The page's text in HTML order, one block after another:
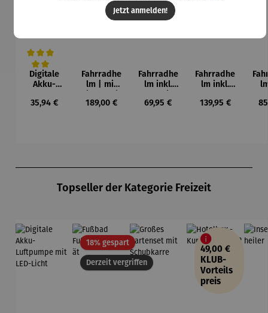
Durchschnittliche Bewertung von 5 von 5 Sternen
Digitale
Akku-
mit LED-
Regulärer Preis:
35,94 €
Fahrradhe
lm | mit
sassistent,
Regulärer Preis:
189,00 €
Fahrradhe
lm inkl.
t & SOS-
Regulärer Preis:
69,95 €
Fahrradhe
lm inkl.
Alarm,
Regulärer Preis:
139,95 €
Topseller der Kategorie Freizeit
Derzeit vergriffen
18% gespartRabatt
49,00 €
KLUB-
Vorteils
preis
Jetzt anmelden!